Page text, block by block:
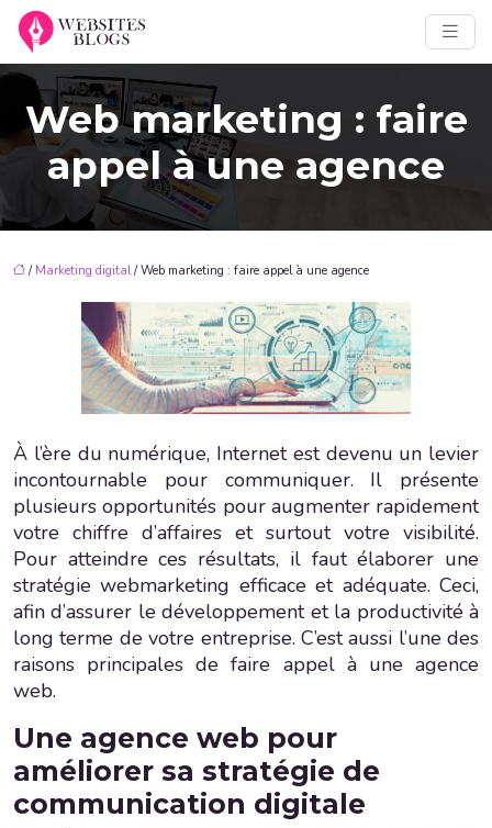
Web marketing : faire
appel à une agence
/ Marketing digital/ Web marketing : faire appel à une agence
À l’ère du numérique, Internet est devenu un levier
incontournable pour communiquer. Il présente
plusieurs opportunités pour augmenter rapidement
votre chiffre d’affaires et surtout votre visibilité.
Pour atteindre ces résultats, il faut élaborer une
stratégie webmarketing efficace et adéquate. Ceci,
afin d’assurer le développement et la productivité à
long terme de votre entreprise. C’est aussi l’une des
raisons principales de faire appel à une agence
web.
Une agence web pour
améliorer sa stratégie de
communication digitale